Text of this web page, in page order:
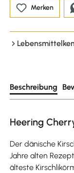
Merken
Beschreibung
Heering
Der dänische
Jahre alten
älteste